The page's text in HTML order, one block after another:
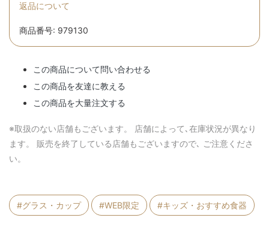
返品について
商品番号: 979130
この商品について問い合わせる
この商品を友達に教える
この商品を大量注文する
※取扱のない店舗もございます。 店舗によって､在庫状況が異なり
ます。 販売を終了している店舗もございますので､ ご注意くださ
い。
#グラス・カップ #WEB限定 #キッズ・おすすめ食器